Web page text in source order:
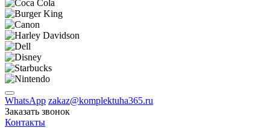
WhatsApp zakaz@komplektuha365.ru
Заказать звонок
Контакты